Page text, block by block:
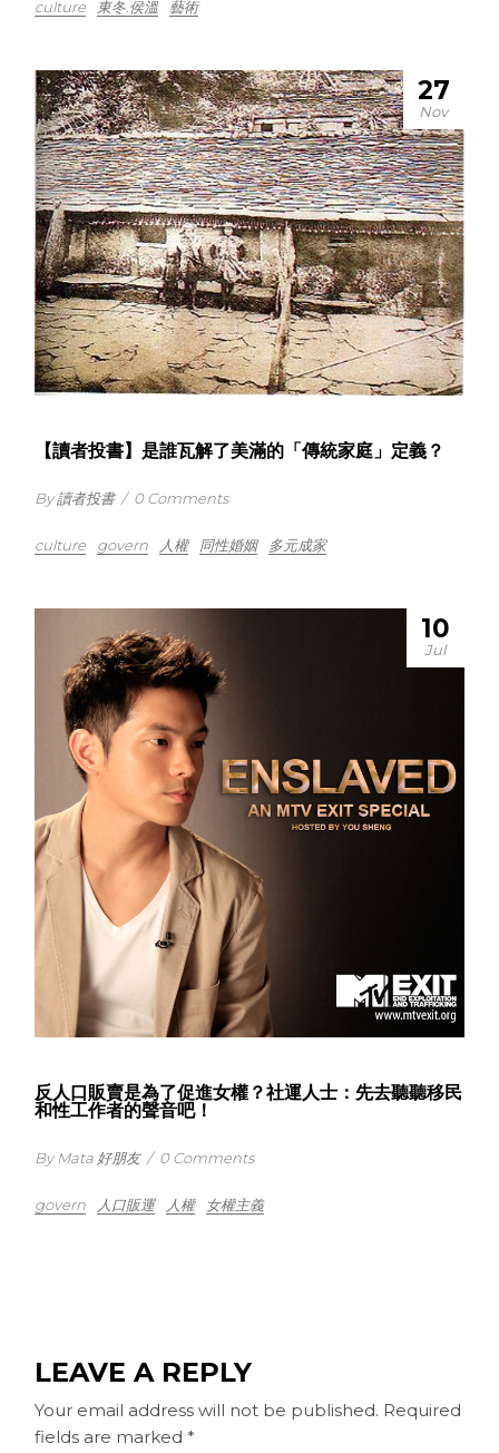
culture 東冬.侯溫 藝術
27
Nov
【讀者投書】是誰瓦解了美滿的「傳統家庭」定義？
By 讀者投書 / 0 Comments
culture govern 人權 同性婚姻 多元成家
10
Jul
反人口販賣是為了促進女權？社運人士：先去聽聽移民
和性工作者的聲音吧！
By Mata 好朋友 / 0 Comments
govern 人口販運 人權 女權主義
LEAVE A REPLY
Your email address will not be published. Required
fields are marked *